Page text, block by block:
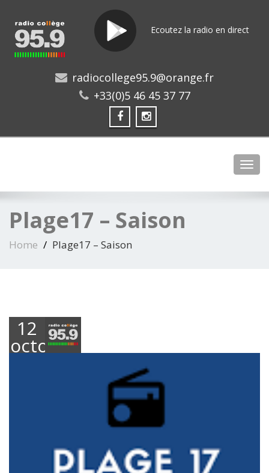
Ecoutez la radio en direct
radiocollege95.9@orange.fr
+33(0)5 46 45 37 77
Plage17 – Saison
Home Plage17 – Saison
12
octobre